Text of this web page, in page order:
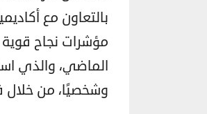
مؤشرات نجاح قوية
الماضي، والذي
وشخصيًا، من خلال